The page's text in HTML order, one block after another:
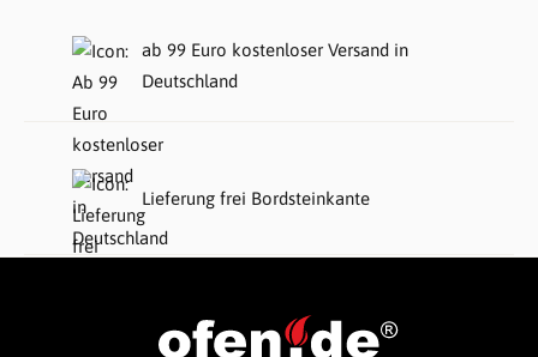
ab 99 Euro kostenloser Versand in
Deutschland
Lieferung frei Bordsteinkante